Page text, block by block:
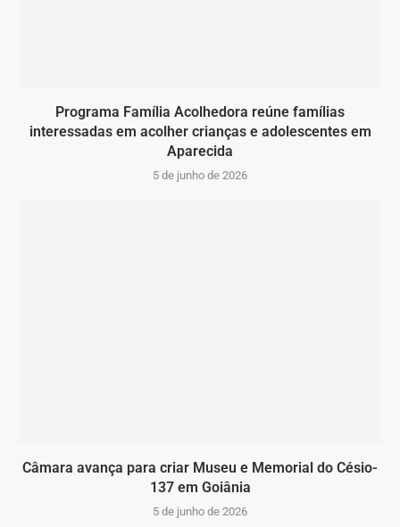
Programa Família Acolhedora reúne famílias
interessadas em acolher crianças e adolescentes em
Aparecida
5 de junho de 2026
Câmara avança para criar Museu e Memorial do Césio-
137 em Goiânia
5 de junho de 2026